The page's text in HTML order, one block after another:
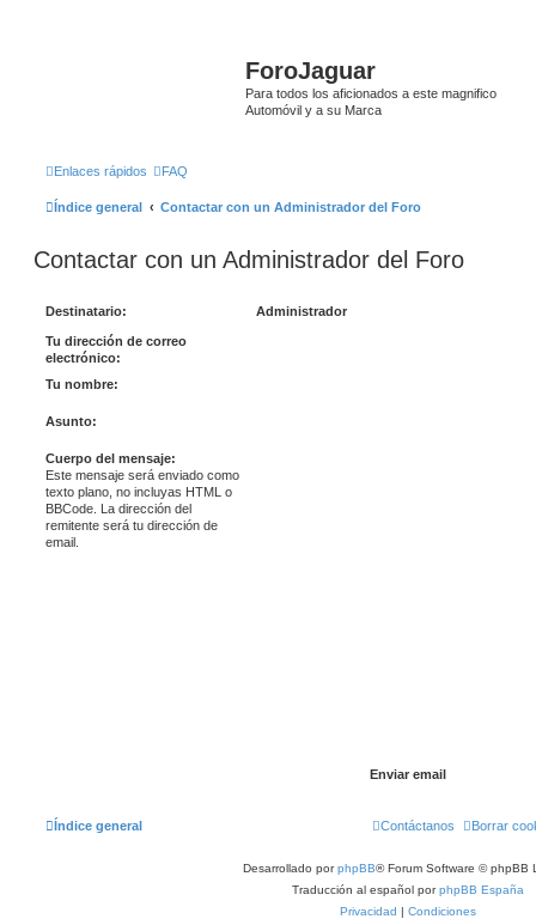
ForoJaguar
Para todos los aficionados a este magnifico
Automóvil y a su Marca
Enlaces rápidos FAQ
Índice general Contactar con un Administrador del Foro
Contactar con un Administrador del Foro
Destinatario: Administrador
Tu dirección de correo
electrónico:
Tu nombre:
Asunto:
Cuerpo del mensaje:
Este mensaje será enviado como
texto plano, no incluyas HTML o
BBCode. La dirección del
remitente será tu dirección de
email.
Índice general Borrar
Contáctanos
Desarrollado porphpBB® Forum Software © phpBB
Traducción al español porphpBB España
Privacidad | Condiciones